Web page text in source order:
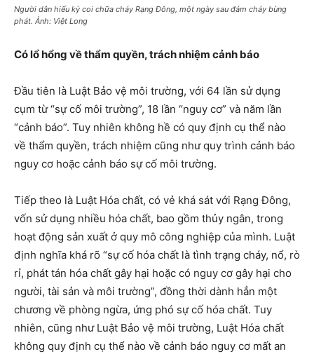
Người dân hiếu kỳ coi chữa cháy Rạng Đông, một ngày sau đám cháy bùng
phát. Ảnh: Việt Long
Có lổ hổng về thẩm quyền, trách nhiệm cảnh báo
Đầu tiên là Luật Bảo vệ môi trường, với 64 lần sử dụng
cụm từ “sự cố môi trường”, 18 lần “nguy cơ” và năm lần
“cảnh báo”. Tuy nhiên không hề có quy định cụ thể nào
về thẩm quyền, trách nhiệm cũng như quy trình cảnh báo
nguy cơ hoặc cảnh báo sự cố môi trường.
Tiếp theo là Luật Hóa chất, có vẻ khá sát với Rạng Đông,
vốn sử dụng nhiều hóa chất, bao gồm thủy ngân, trong
hoạt động sản xuất ở quy mô công nghiệp của mình. Luật
định nghĩa khá rõ “sự cố hóa chất là tình trạng cháy, nổ, rò
rỉ, phát tán hóa chất gây hại hoặc có nguy cơ gây hại cho
người, tài sản và môi trường”, đồng thời dành hẳn một
chương về phòng ngừa, ứng phó sự cố hóa chất. Tuy
nhiên, cũng như Luật Bảo vệ môi trường, Luật Hóa chất
không quy định cụ thể nào về cảnh báo nguy cơ mất an